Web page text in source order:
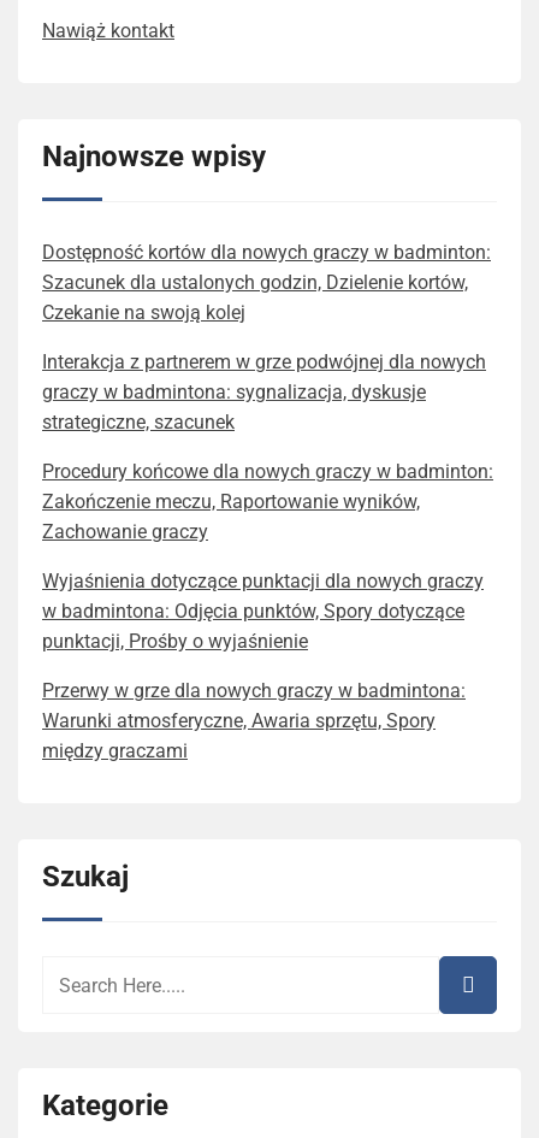
Nawiąż kontakt
Najnowsze wpisy
Dostępność kortów dla nowych graczy w badminton:
Szacunek dla ustalonych godzin, Dzielenie kortów,
Czekanie na swoją kolej
Interakcja z partnerem w grze podwójnej dla nowych
graczy w badmintona: sygnalizacja, dyskusje
strategiczne, szacunek
Procedury końcowe dla nowych graczy w badminton:
Zakończenie meczu, Raportowanie wyników,
Zachowanie graczy
Wyjaśnienia dotyczące punktacji dla nowych graczy
w badmintona: Odjęcia punktów, Spory dotyczące
punktacji, Prośby o wyjaśnienie
Przerwy w grze dla nowych graczy w badmintona:
Warunki atmosferyczne, Awaria sprzętu, Spory
między graczami
Szukaj
Kategorie